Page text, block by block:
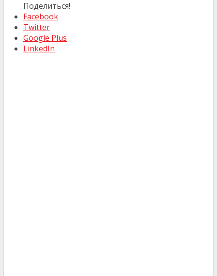
Поделиться!
Facebook
Twitter
Google Plus
LinkedIn